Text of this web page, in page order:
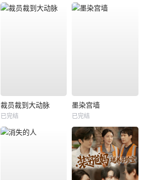
裁员裁到大动脉
已完结
墨染宫墙
已完结